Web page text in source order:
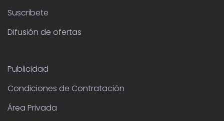
Suscribete
Difusión de ofertas
Publicidad
Condiciones de Contratación
Área Privada